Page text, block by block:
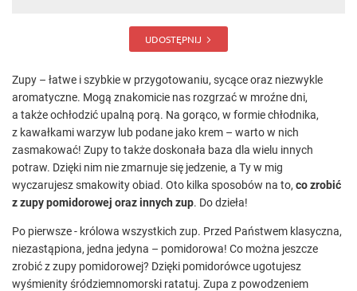
warzyw lub podane jako krem – warto w nich zasmakować! Zupy to
UDOSTĘPNIJ
Zupy – łatwe i szybkie w przygotowaniu, sycące oraz niezwykle
aromatyczne. Mogą znakomicie nas rozgrzać w mroźne dni,
a także ochłodzić upalną porą. Na gorąco, w formie chłodnika,
z kawałkami warzyw lub podane jako krem – warto w nich
zasmakować! Zupy to także doskonała baza dla wielu innych
potraw. Dzięki nim nie zmarnuje się jedzenie, a Ty w mig
wyczarujesz smakowity obiad. Oto kilka sposobów na to, co zrobić
z zupy pomidorowej oraz innych zup. Do dzieła!
Po pierwsze - królowa wszystkich zup. Przed Państwem klasyczna,
niezastąpiona, jedna jedyna – pomidorowa! Co można jeszcze
zrobić z zupy pomidorowej? Dzięki pomidorówce ugotujesz
wyśmienity śródziemnomorski ratatuj. Zupa z powodzeniem